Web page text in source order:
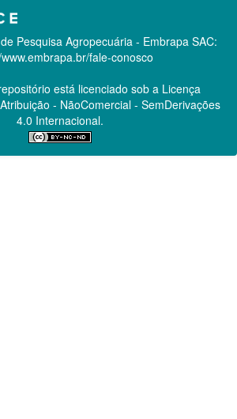
Pesquisa Agropecuária - Embrapa SAC:
fale-conosco
está licenciado sob a Licença
- NãoComercial - SemDerivações
4.0 Internacional.